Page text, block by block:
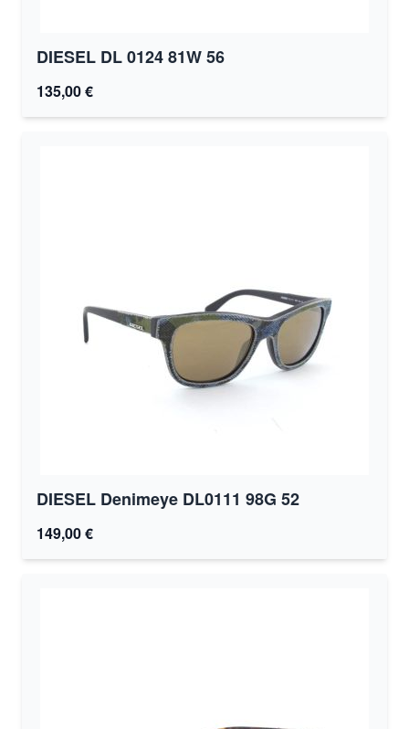
DIESEL DL 0124 81W 56
135,00 €
DIESEL Denimeye DL0111 98G 52
149,00 €